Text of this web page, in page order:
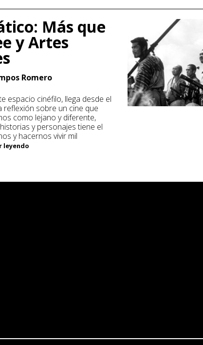
Más que
y Artes
Romero
espacio cinéfilo, llega desde el
reflexión sobre un cine que
como lejano y diferente,
y personajes tiene el
y hacernos vivir mil
leyendo